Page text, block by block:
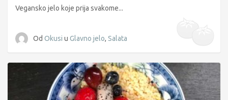
Vegansko jelo koje prija svakome...
Od Okusi u Glavno jelo, Salata